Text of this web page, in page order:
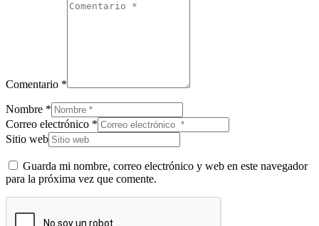
Comentario *
Nombre *
Correo electrónico *
Sitio web
Guarda mi nombre, correo electrónico y web en este navegador
para la próxima vez que comente.